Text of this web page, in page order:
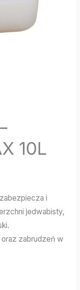
10L
i
jedwabisty,
zabrudzeń w